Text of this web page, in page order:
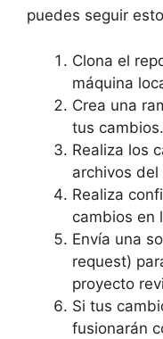
puedes seguir
Clona el
máquina
Crea una
tus cambios.
Realiza los
archivos del
Realiza
cambios en
Envía una
request)
proyecto
Si tus
fusionarán